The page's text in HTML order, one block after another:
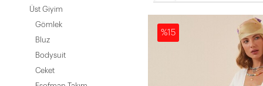
Üst Giyim
Gömlek
Bluz
Bodysuit
Ceket
%15